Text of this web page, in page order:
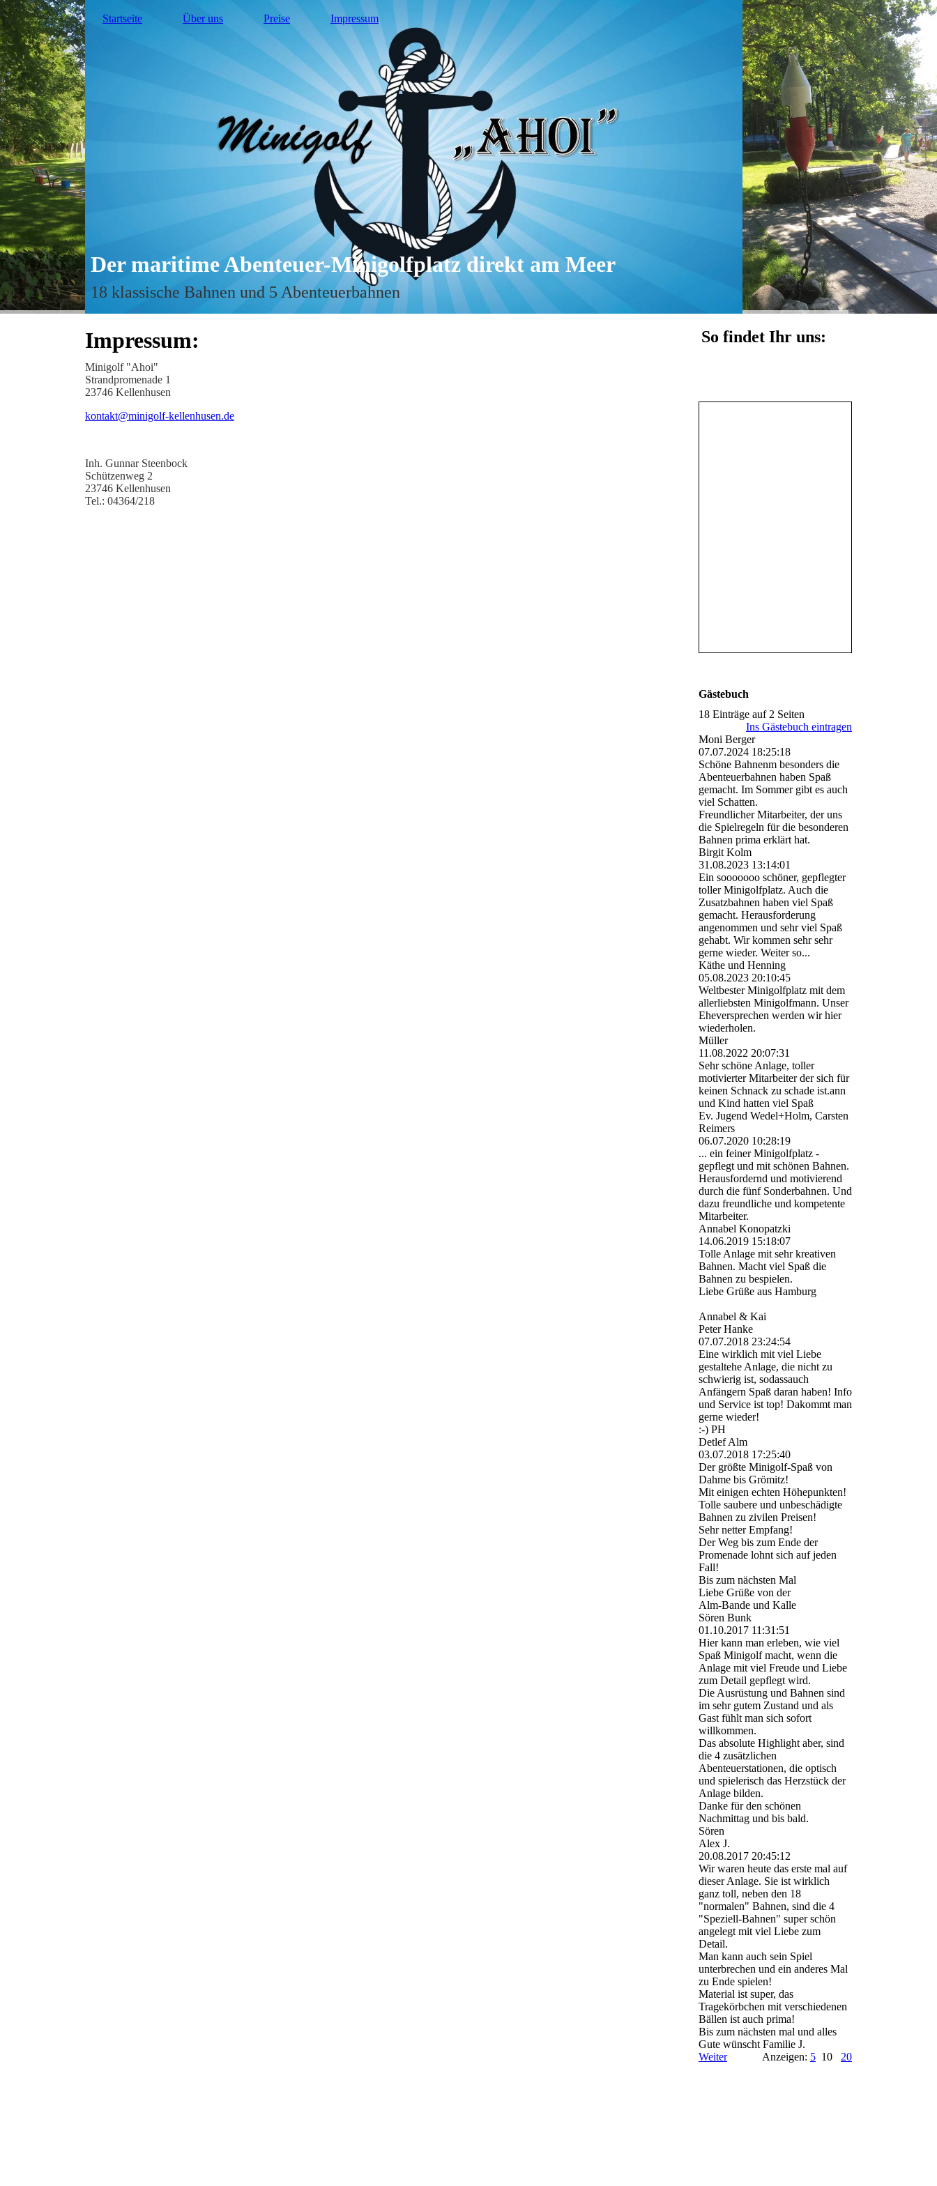
Startseite Über uns Preise Impressum
Der maritime Abenteuer-Minigolfplatz direkt am Meer
18 klassische Bahnen und 5 Abenteuerbahnen
Impressum:
Minigolf "Ahoi"
Strandpromenade 1
23746 Kellenhusen
kontakt@minigolf-kellenhusen.de
Inh. Gunnar Steenbock
Schützenweg 2
23746 Kellenhusen
Tel.: 04364/218
So findet Ihr uns:
Gästebuch
18 Einträge auf 2 Seiten
Ins Gästebuch eintragen
Moni Berger
07.07.2024 18:25:18
Schöne Bahnenm besonders die
Abenteuerbahnen haben Spaß
gemacht. Im Sommer gibt es auch
viel Schatten.
Freundlicher Mitarbeiter, der uns
die Spielregeln für die besonderen
Bahnen prima erklärt hat.
Birgit Kolm
31.08.2023 13:14:01
Ein sooooooo schöner, gepflegter
toller Minigolfplatz. Auch die
Zusatzbahnen haben viel Spaß
gemacht. Herausforderung
angenommen und sehr viel Spaß
gehabt. Wir kommen sehr sehr
gerne wieder. Weiter so...
Käthe und Henning
05.08.2023 20:10:45
Weltbester Minigolfplatz mit dem
allerliebsten Minigolfmann. Unser
Eheversprechen werden wir hier
wiederholen.
Müller
11.08.2022 20:07:31
Sehr schöne Anlage, toller
motivierter Mitarbeiter der sich für
keinen Schnack zu schade ist.ann
und Kind hatten viel Spaß
Ev. Jugend Wedel+Holm, Carsten
Reimers
06.07.2020 10:28:19
... ein feiner Minigolfplatz -
gepflegt und mit schönen Bahnen.
Herausfordernd und motivierend
durch die fünf Sonderbahnen. Und
dazu freundliche und kompetente
Mitarbeiter.
Annabel Konopatzki
14.06.2019 15:18:07
Tolle Anlage mit sehr kreativen
Bahnen. Macht viel Spaß die
Bahnen zu bespielen.
Liebe Grüße aus Hamburg
Annabel & Kai
Peter Hanke
07.07.2018 23:24:54
Eine wirklich mit viel Liebe
gestaltehe Anlage, die nicht zu
schwierig ist, sodassauch
Anfängern Spaß daran haben! Info
und Service ist top! Dakommt man
gerne wieder!
:-) PH
Detlef Alm
03.07.2018 17:25:40
Der größte Minigolf-Spaß von
Dahme bis Grömitz!
Mit einigen echten Höhepunkten!
Tolle saubere und unbeschädigte
Bahnen zu zivilen Preisen!
Sehr netter Empfang!
Der Weg bis zum Ende der
Promenade lohnt sich auf jeden
Fall!
Bis zum nächsten Mal
Liebe Grüße von der
Alm-Bande und Kalle
Sören Bunk
01.10.2017 11:31:51
Hier kann man erleben, wie viel
Spaß Minigolf macht, wenn die
Anlage mit viel Freude und Liebe
zum Detail gepflegt wird.
Die Ausrüstung und Bahnen sind
im sehr gutem Zustand und als
Gast fühlt man sich sofort
willkommen.
Das absolute Highlight aber, sind
die 4 zusätzlichen
Abenteuerstationen, die optisch
und spielerisch das Herzstück der
Anlage bilden.
Danke für den schönen
Nachmittag und bis bald.
Sören
Alex J.
20.08.2017 20:45:12
Wir waren heute das erste mal auf
dieser Anlage. Sie ist wirklich
ganz toll, neben den 18
"normalen" Bahnen, sind die 4
"Speziell-­Bahnen" super schön
angelegt mit viel Liebe zum
Detail.
Man kann auch sein Spiel
unterbrechen und ein anderes Mal
zu Ende spielen!
Material ist super, das
Tragekörbchen mit verschiedenen
Bällen ist auch prima!
Bis zum nächsten mal und alles
Gute wünscht Familie J.
Weiter
Anzeigen: 5 10 20